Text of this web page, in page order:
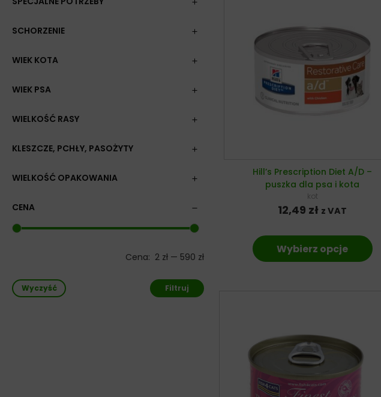
Hill’s Prescription Diet A/D –
puszka dla psa i kota
kot
12,49 zł z VAT
Wybierz opcje
SCHORZENIE
WIEK KOTA
WIEK PSA
WIELKOŚĆ RASY
KLESZCZE, PCHŁY, PASOŻYTY
WIELKOŚĆ OPAKOWANIA
CENA
Cena: 2 zł — 590 zł
Wyczyść Filtruj